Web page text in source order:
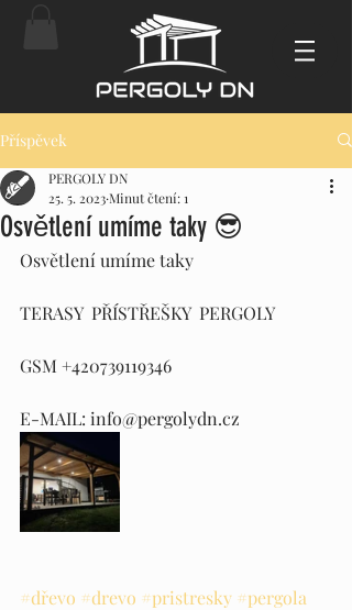
Příspěvek
Osvětlení umíme taky 😎
PERGOLY DN
25. 5. 2023Minut čtení: 1
Osvětlení umíme taky
TERASY  PŘÍSTŘEŠKY  PERGOLY
GSM +420739119346
E-MAIL: info@pergolydn.cz
#dřevo #drevo #pristresky #pergola